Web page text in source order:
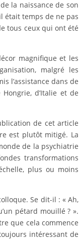
la naissance de son
était temps de ne pas
tous ceux qui ont été
magnifique et les
malgré les
l’assistance dans de
d’Italie et de
de cet article
est plutôt mitigé. La
de la psychiatrie
transformations
plus ou moins
Se dit-il : « Ah,
pétard mouillé ? ».
que cela commence
intéressant de